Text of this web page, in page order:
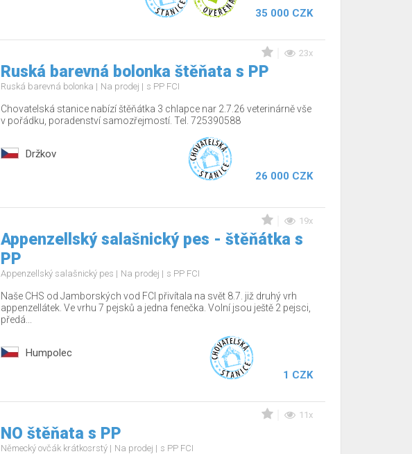
35 000 CZK
23x
Ruská barevná bolonka štěňata s PP
Ruská barevná bolonka Na prodej s PP FCI
Chovatelská stanice nabízí štěňátka 3 chlapce nar 2.7.26 veterinárně vše
v pořádku, poradenství samozřejmostí. Tel. 725390588
Držkov
26 000 CZK
19x
Appenzellský salašnický pes - štěňátka s
PP
Appenzellský salašnický pes Na prodej s PP FCI
Naše CHS od Jamborských vod FCI přivítala na svět 8.7. již druhý vrh
appenzellátek. Ve vrhu 7 pejsků a jedna fenečka. Volní jsou ještě 2 pejsci,
předá...
Humpolec
1 CZK
11x
NO štěňata s PP
Německý ovčák krátkosrstý Na prodej s PP FCI